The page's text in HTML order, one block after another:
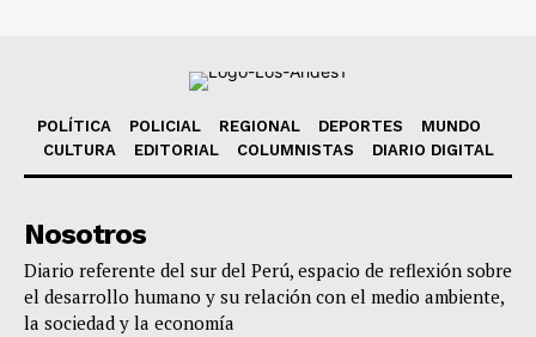
POLÍTICA POLICIAL REGIONAL DEPORTES
MUNDO
CULTURA
EDITORIAL COLUMNISTAS DIARIO DIGITAL
Nosotros
Diario referente del sur del Perú, espacio de reflexión sobre
el desarrollo humano y su relación con el medio ambiente,
la sociedad y la economía